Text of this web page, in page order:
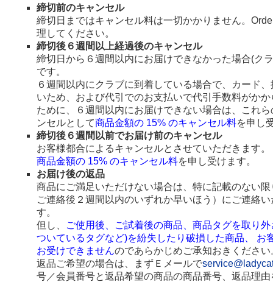
締切前のキャンセル
締切日まではキャンセル料は一切かかりません。
理してください。
締切後６週間以上経過後のキャンセル
締切日から６週間以内にお届けできなかった場合(ク
です。
６週間以内にクラブに到着している場合で、カード
いため、および代引でのお支払いで代引手数料がか
ために、６週間以内にお届けできない場合は、これ
ンセルとして商品金額の 15% のキャンセル料を申し
締切後６週間以前でお届け前のキャンセル
お客様都合によるキャンセルとさせていただきます。
商品金額の 15% のキャンセル料を申し受けます。
お届け後の返品
商品にご満足いただけない場合は、特に記載のない
ご連絡後２週間以内のいずれか早いほう）にご連絡
す。
但し、
ご使用後、ご試着後の商品、商品タグを取り
ついているタグなど)を紛失したり破損した商品、
お受けできませんのであらかじめご承知おきください
返品ご希望の場合は、まずＥメールで
号／会員番号と返品希望の商品の商品番号、返品理